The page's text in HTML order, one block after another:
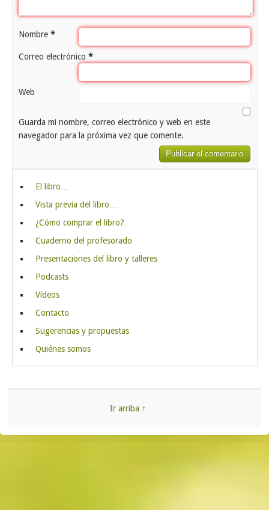
Nombre *
Correo electrónico *
Web
Guarda mi nombre, correo electrónico y web en este
navegador para la próxima vez que comente.
El libro…
Vista previa del libro…
¿Cómo comprar el libro?
Cuaderno del profesorado
Presentaciones del libro y talleres
Podcasts
Vídeos
Contacto
Sugerencias y propuestas
Quiénes somos
Ir arriba ↑